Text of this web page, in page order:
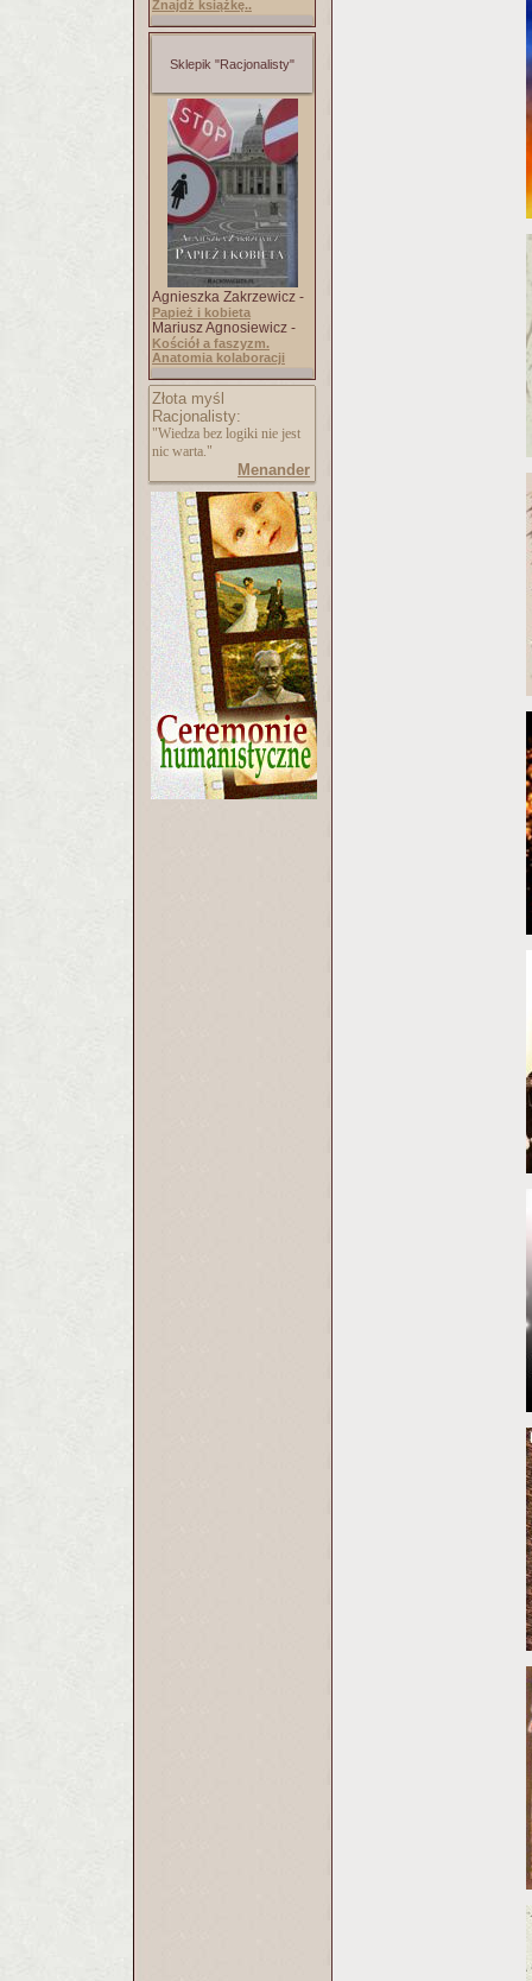
Znajdź książkę..
Sklepik "Racjonalisty"
Agnieszka Zakrzewicz -
Papież i kobieta
Mariusz Agnosiewicz -
Kościół a faszyzm.
Anatomia kolaboracji
Złota myśl
Racjonalisty:
"Wiedza bez logiki nie jest
nic warta."
Menander